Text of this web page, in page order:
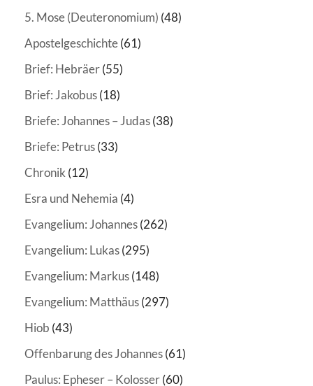
5. Mose (Deuteronomium) (48)
Apostelgeschichte(61)
Brief: Hebräer(55)
Brief: Jakobus(18)
Briefe: Johannes – Judas(38)
Briefe: Petrus(33)
Chronik(12)
Esra und Nehemia (4)
Evangelium: Johannes(262)
Evangelium: Lukas(295)
Evangelium: Markus(148)
Evangelium: Matthäus(297)
Hiob (43)
Offenbarung des Johannes(61)
Paulus: Epheser – Kolosser(60)